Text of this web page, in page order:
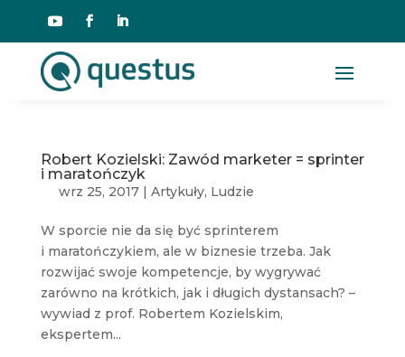
Robert Kozielski: Zawód marketer = sprinter
i maratończyk
wrz 25, 2017| Artykuły, Ludzie
W sporcie nie da się być sprinterem
i maratończykiem, ale w biznesie trzeba. Jak
rozwijać swoje kompetencje, by wygrywać
zarówno na krótkich, jak i długich dystansach? –
wywiad z prof. Robertem Kozielskim,
ekspertem...